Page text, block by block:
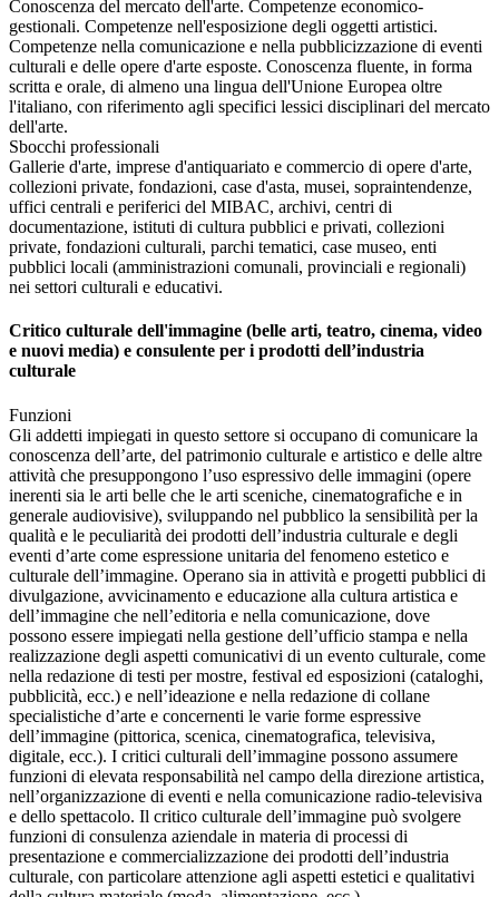
Conoscenza del mercato dell'arte. Competenze economico-
gestionali. Competenze nell'esposizione degli oggetti artistici.
Competenze nella comunicazione e nella pubblicizzazione di eventi
culturali e delle opere d'arte esposte. Conoscenza fluente, in forma
scritta e orale, di almeno una lingua dell'Unione Europea oltre
l'italiano, con riferimento agli specifici lessici disciplinari del mercato
dell'arte.
Sbocchi professionali
Gallerie d'arte, imprese d'antiquariato e commercio di opere d'arte,
collezioni private, fondazioni, case d'asta, musei, sopraintendenze,
uffici centrali e periferici del MIBAC, archivi, centri di
documentazione, istituti di cultura pubblici e privati, collezioni
private, fondazioni culturali, parchi tematici, case museo, enti
pubblici locali (amministrazioni comunali, provinciali e regionali)
nei settori culturali e educativi.
Critico culturale dell'immagine (belle arti, teatro, cinema, video
e nuovi media) e consulente per i prodotti dell’industria
culturale
Funzioni
Gli addetti impiegati in questo settore si occupano di comunicare la
conoscenza dell’arte, del patrimonio culturale e artistico e delle altre
attività che presuppongono l’uso espressivo delle immagini (opere
inerenti sia le arti belle che le arti sceniche, cinematografiche e in
generale audiovisive), sviluppando nel pubblico la sensibilità per la
qualità e le peculiarità dei prodotti dell’industria culturale e degli
eventi d’arte come espressione unitaria del fenomeno estetico e
culturale dell’immagine. Operano sia in attività e progetti pubblici di
divulgazione, avvicinamento e educazione alla cultura artistica e
dell’immagine che nell’editoria e nella comunicazione, dove
possono essere impiegati nella gestione dell’ufficio stampa e nella
realizzazione degli aspetti comunicativi di un evento culturale, come
nella redazione di testi per mostre, festival ed esposizioni (cataloghi,
pubblicità, ecc.) e nell’ideazione e nella redazione di collane
specialistiche d’arte e concernenti le varie forme espressive
dell’immagine (pittorica, scenica, cinematografica, televisiva,
digitale, ecc.). I critici culturali dell’immagine possono assumere
funzioni di elevata responsabilità nel campo della direzione artistica,
nell’organizzazione di eventi e nella comunicazione radio-televisiva
e dello spettacolo. Il critico culturale dell’immagine può svolgere
funzioni di consulenza aziendale in materia di processi di
presentazione e commercializzazione dei prodotti dell’industria
culturale, con particolare attenzione agli aspetti estetici e qualitativi